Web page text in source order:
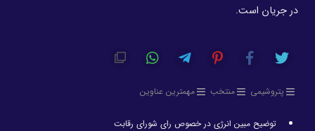
در جریان است.
پتروشیمی منتخب مهمترین عناوین
توضیح مبین انرژی در خصوص رای شورای رقابت